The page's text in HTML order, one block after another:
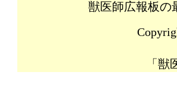
獣医師広報板の
「